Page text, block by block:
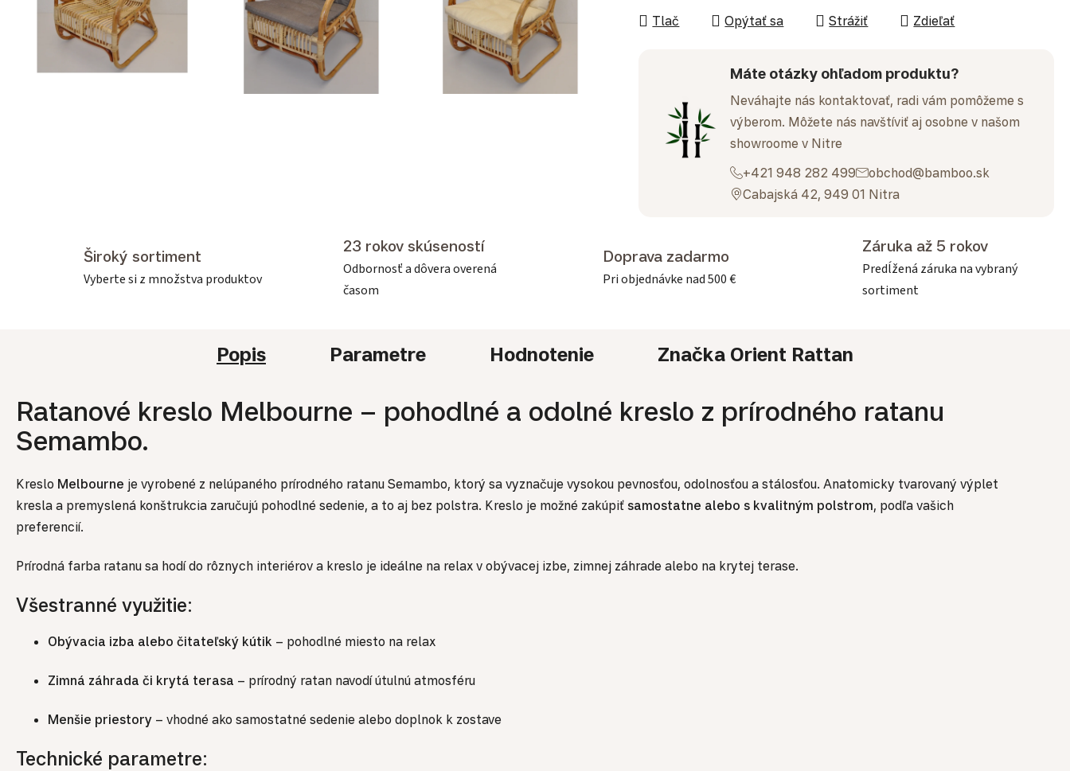
Tlač Opýtať sa Strážiť Zdieľať
Máte otázky ohľadom produktu?
Neváhajte nás kontaktovať, radi vám pomôžeme s
výberom. Môžete nás navštíviť aj osobne v našom
showroome v Nitre
+421 948 282 499
obchod@bamboo.sk
Cabajská 42, 949 01 Nitra
Široký sortiment
Vyberte si z množstva produktov
23 rokov skúseností
Odbornosť a dôvera overená
časom
Doprava zadarmo
Pri objednávke nad 500 €
Záruka až 5 rokov
Predĺžená záruka na vybraný
sortiment
Popis Parametre Hodnotenie Značka Orient Rattan
Ratanové kreslo Melbourne – pohodlné a odolné kreslo z prírodného ratanu
Semambo.
Kreslo Melbourne je vyrobené z nelúpaného prírodného ratanu Semambo, ktorý sa vyznačuje vysokou pevnosťou, odolnosťou a stálosťou. Anatomicky tvarovaný výplet
kresla a premyslená konštrukcia zaručujú pohodlné sedenie, a to aj bez polstra. Kreslo je možné zakúpiť samostatne alebo s kvalitným polstrom, podľa vašich
preferencií.
Prírodná farba ratanu sa hodí do rôznych interiérov a kreslo je ideálne na relax v obývacej izbe, zimnej záhrade alebo na krytej terase.
Všestranné využitie:
Obývacia izba alebo čitateľský kútik – pohodlné miesto na relax
Zimná záhrada či krytá terasa – prírodný ratan navodí útulnú atmosféru
Menšie priestory – vhodné ako samostatné sedenie alebo doplnok k zostave
Technické parametre: